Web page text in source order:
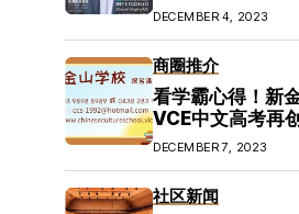
来是…
DECEMBER 4, 2023
商圈推介
看学霸心得！新
VCE中文高考再
DECEMBER 7, 2023
社区新闻